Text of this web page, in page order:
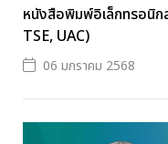
หนังสือพิมพ์อิเล็กทรอนิ
TSE, UAC)
06 มกราคม 2568